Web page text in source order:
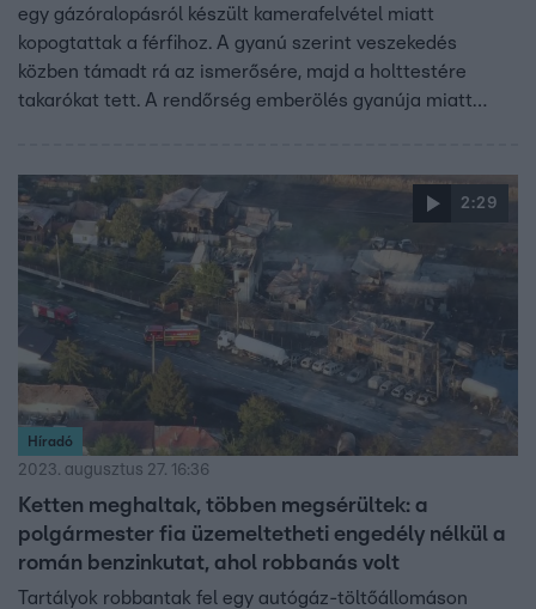
egy gázóralopásról készült kamerafelvétel miatt
kopogtattak a férfihoz. A gyanú szerint veszekedés
közben támadt rá az ismerősére, majd a holttestére
takarókat tett. A rendőrség emberölés gyanúja miatt
2:29
Híradó
2023. augusztus 27. 16:36
Ketten meghaltak, többen megsérültek: a
polgármester fia üzemeltetheti engedély nélkül a
román benzinkutat, ahol robbanás volt
Tartályok robbantak fel egy autógáz-töltőállomáson